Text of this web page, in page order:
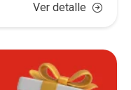
Ver detalle